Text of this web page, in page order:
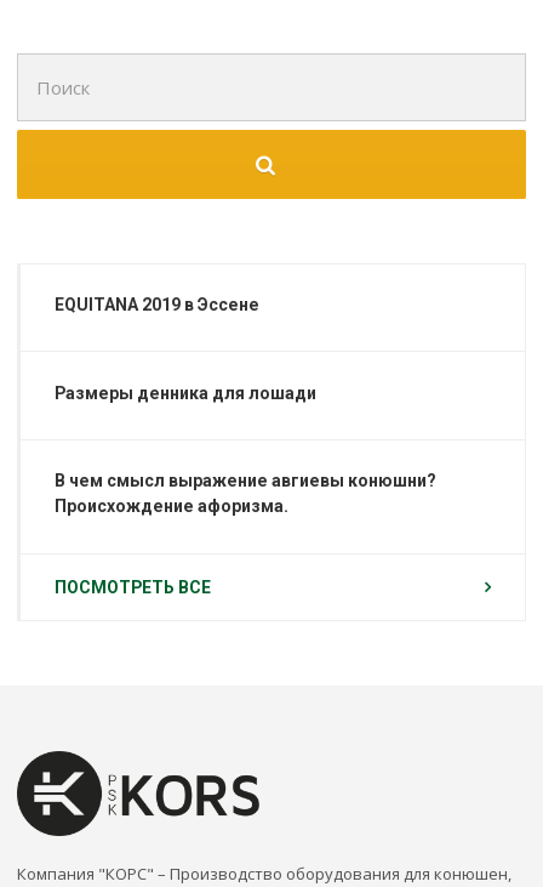
для:
EQUITANA 2019 в Эссене
Размеры денника для лошади
В чем смысл выражение авгиевы конюшни?
Происхождение афоризма.
ПОСМОТРЕТЬ ВСЕ
Компания "КОРС" – Производство оборудования для конюшен,